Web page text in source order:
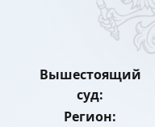
Вышестоящий
суд:
Регион: